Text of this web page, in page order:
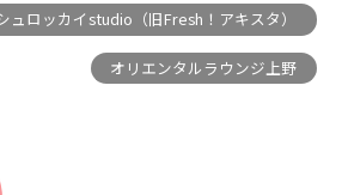
ュロッカイstudio（旧Fresh！アキスタ）
オリエンタルラウンジ上野